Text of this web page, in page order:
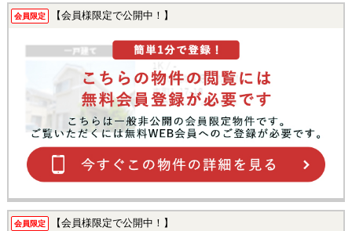
会員限定 【会員様限定で公開中！】
会員限定 【会員様限定で公開中！】